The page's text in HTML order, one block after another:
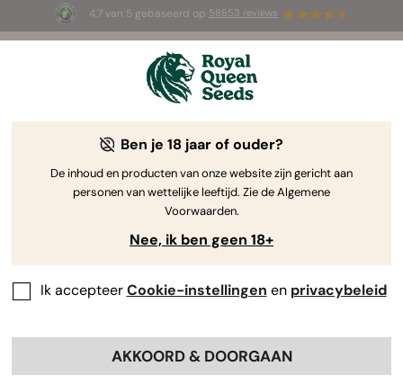
4.7 van 5 gebaseerd op 58653 reviews
☀️ Summer Sales: tot wel 50% korting
op geselecteerde producten! ⏤
Ben je 18 jaar of ouder?
De inhoud en producten van onze website zijn gericht aan
personen van wettelijke leeftijd. Zie de Algemene
Voorwaarden.
Nee, ik ben geen 18+
Ik accepteerCookie-instellingen en privacybeleid
AKKOORD & DOORGAAN